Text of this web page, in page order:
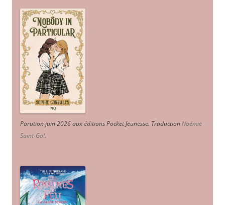
Parution juin 2026 aux éditions Pocket Jeunesse. TraductionNoémie
Saint-Gal.